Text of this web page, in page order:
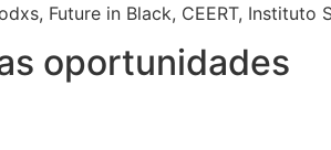
Future in Black, CEERT,
oportunidades